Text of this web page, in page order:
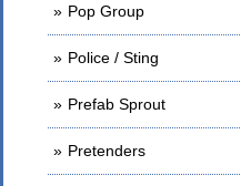
Pop Group
Police / Sting
Prefab Sprout
Pretenders